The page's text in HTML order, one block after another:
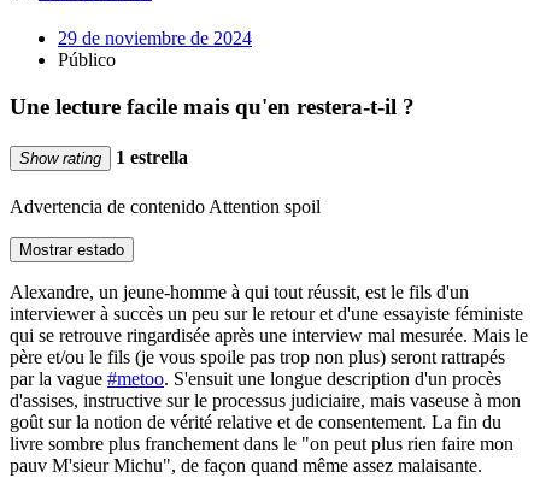
29 de noviembre de 2024
Público
Une lecture facile mais qu'en restera-t-il ?
Show rating 1 estrella
Advertencia de contenido Attention spoil
Mostrar estado
Alexandre, un jeune-homme à qui tout réussit, est le fils d'un
interviewer à succès un peu sur le retour et d'une essayiste féministe
qui se retrouve ringardisée après une interview mal mesurée. Mais le
père et/ou le fils (je vous spoile pas trop non plus) seront rattrapés
par la vague #metoo. S'ensuit une longue description d'un procès
d'assises, instructive sur le processus judiciaire, mais vaseuse à mon
goût sur la notion de vérité relative et de consentement. La fin du
livre sombre plus franchement dans le "on peut plus rien faire mon
pauv M'sieur Michu", de façon quand même assez malaisante.